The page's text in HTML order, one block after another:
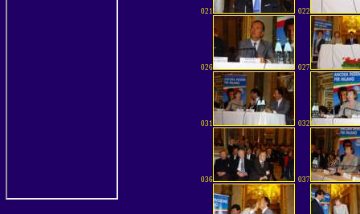
021 022
026 027
031 032
036 037